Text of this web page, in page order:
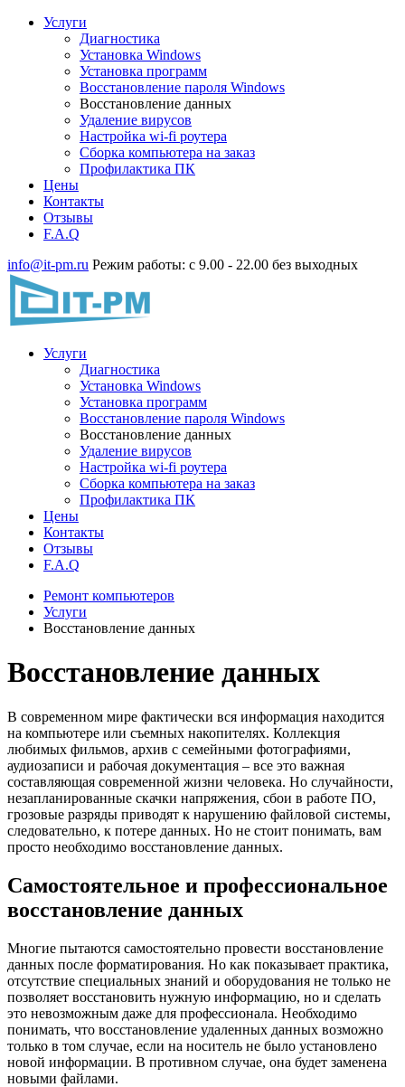
Услуги
Диагностика
Установка Windows
Установка программ
Восстановление пароля Windows
Восстановление данных
Удаление вирусов
Настройка wi-fi роутера
Сборка компьютера на заказ
Профилактика ПК
Цены
Контакты
Отзывы
F.A.Q
info@it-pm.ru Режим работы: с 9.00 - 22.00 без выходных
Услуги
Диагностика
Установка Windows
Установка программ
Восстановление пароля Windows
Восстановление данных
Удаление вирусов
Настройка wi-fi роутера
Сборка компьютера на заказ
Профилактика ПК
Цены
Контакты
Отзывы
F.A.Q
Ремонт компьютеров
Услуги
Восстановление данных
Восстановление данных
В современном мире фактически вся информация находится
на компьютере или съемных накопителях. Коллекция
любимых фильмов, архив с семейными фотографиями,
аудиозаписи и рабочая документация – все это важная
составляющая современной жизни человека. Но случайности,
незапланированные скачки напряжения, сбои в работе ПО,
грозовые разряды приводят к нарушению файловой системы,
следовательно, к потере данных. Но не стоит понимать, вам
просто необходимо восстановление данных.
Самостоятельное и профессиональное
восстановление данных
Многие пытаются самостоятельно провести восстановление
данных после форматирования. Но как показывает практика,
отсутствие специальных знаний и оборудования не только не
позволяет восстановить нужную информацию, но и сделать
это невозможным даже для профессионала. Необходимо
понимать, что восстановление удаленных данных возможно
только в том случае, если на носитель не было установлено
новой информации. В противном случае, она будет заменена
новыми файлами.